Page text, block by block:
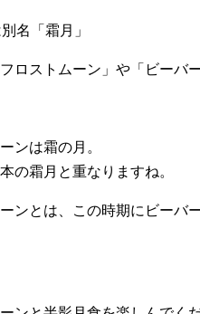
名「霜月」
ロストムーン」や「ビーバ
ンは霜の月。
の霜月と重なりますね。
ンとは、この時期にビーバ